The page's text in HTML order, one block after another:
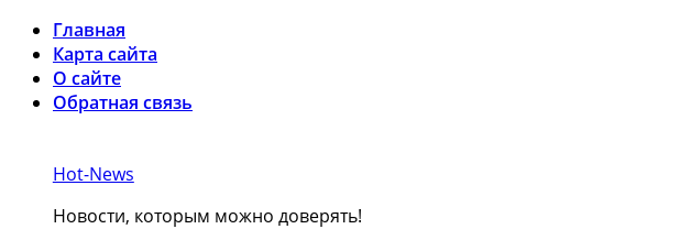
Главная
Карта сайта
О сайте
Обратная связь
Hot-News
Новости, которым можно доверять!